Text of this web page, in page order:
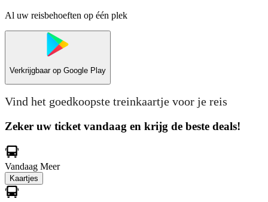
Al uw reisbehoeften op één plek
Verkrijgbaar op Google Play
Vind het goedkoopste treinkaartje voor je reis
Zeker uw ticket vandaag en krijg de beste deals!
Vandaag Meer
Kaartjes